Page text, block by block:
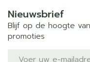
Nieuwsbrief
Blijf op de hoogte
promoties
E-mail adres